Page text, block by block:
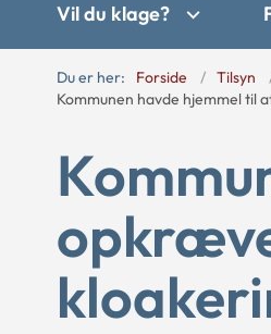
Vil du klage?
Du er her: Forside Tilsyn
Kommunen havde hjemmel til